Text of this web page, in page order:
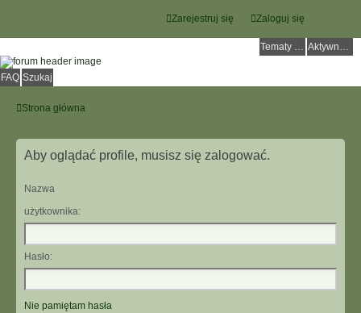
Zaloguj się
Zarejestruj się
Tematy bez odpowiedzi Aktywne tematy
FAQ Szukaj
Strona główna
Aby oglądać profile, musisz się zalogować.
Nazwa
użytkownika:
Hasło:
Nie pamiętam hasła